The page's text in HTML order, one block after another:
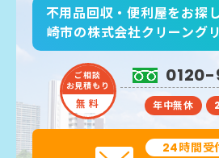
不用品回収・便利屋をお探
崎市の株式会社クリーング
ご相談
お見積もり
無 料 年中無休
24時間受